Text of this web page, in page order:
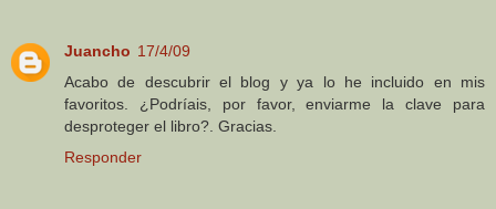
Juancho 17/4/09
Acabo de descubrir el blog y ya lo he incluido en mis
favoritos. ¿Podríais, por favor, enviarme la clave para
desproteger el libro?. Gracias.
Responder